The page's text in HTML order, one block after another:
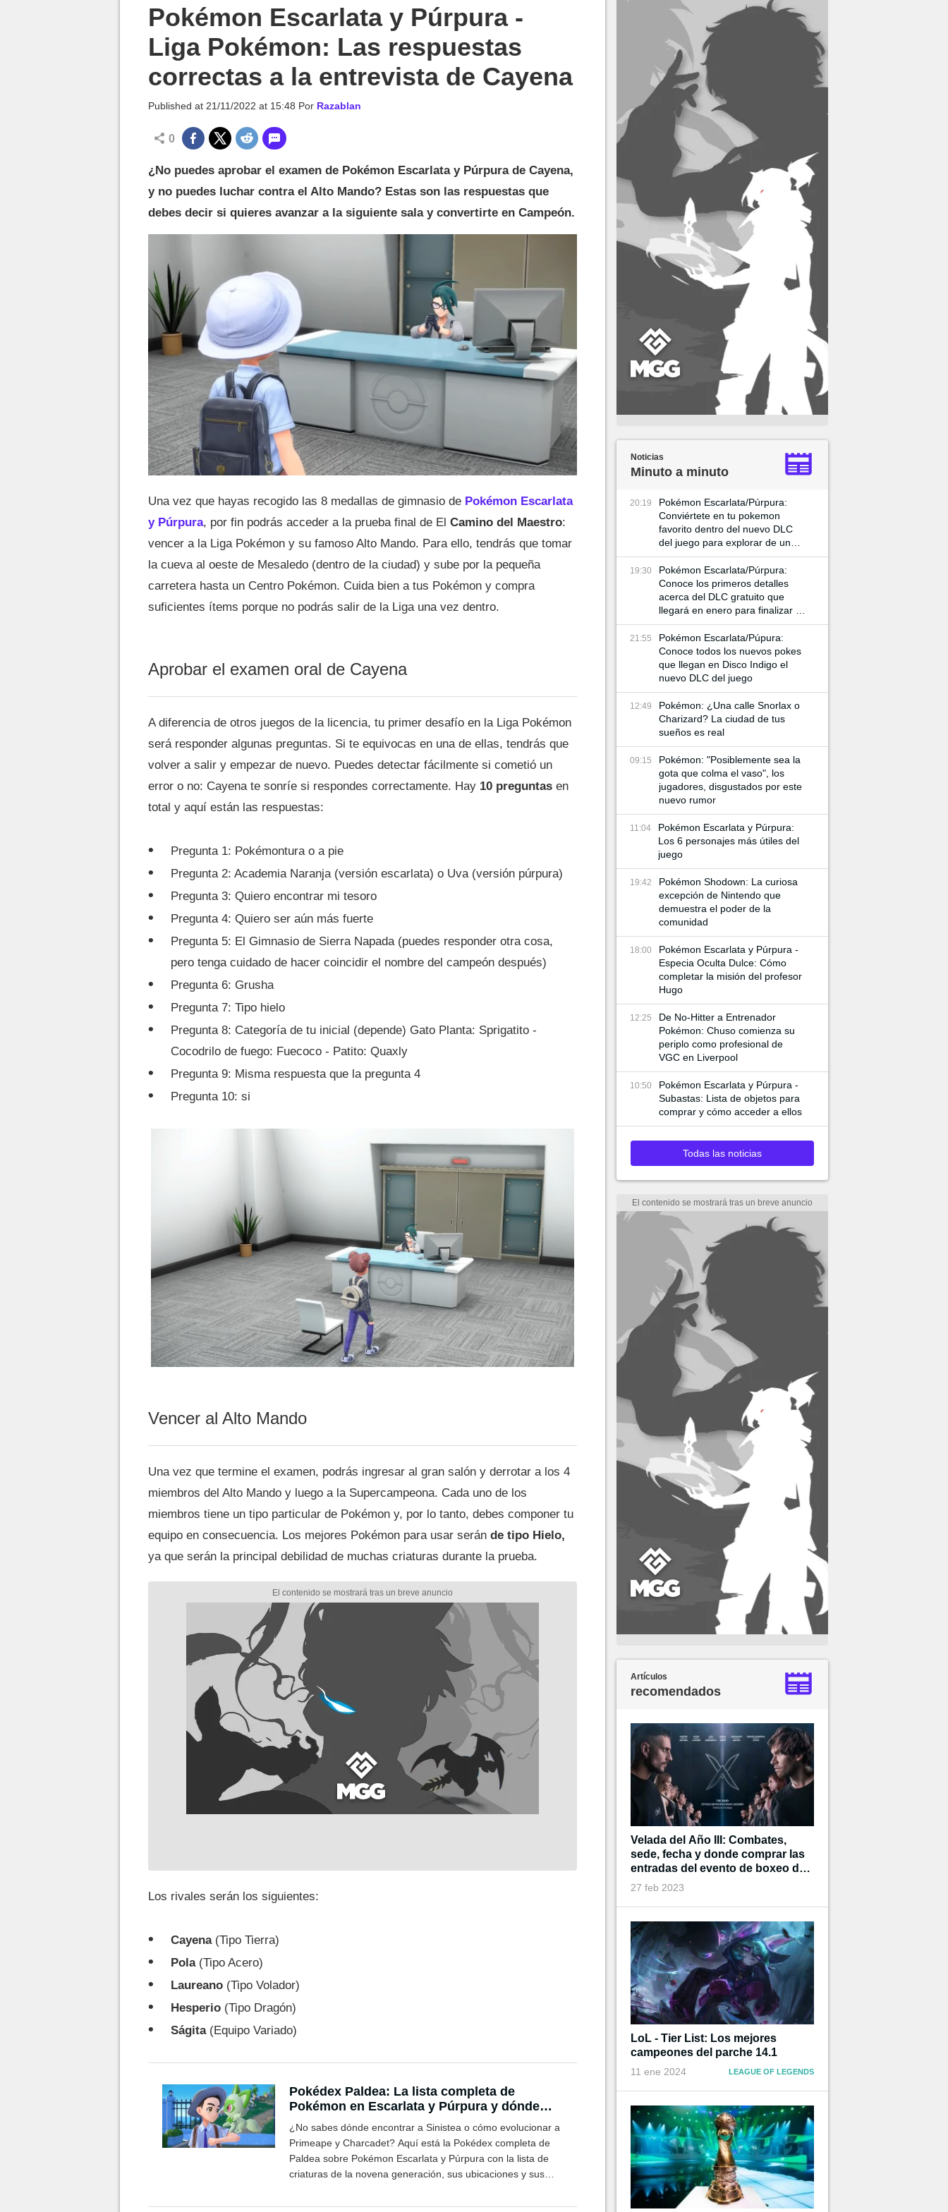
Pokémon Escarlata y Púrpura -
Liga Pokémon: Las respuestas
correctas a la entrevista de Cayena
Published at 21/11/2022 at 15:48 Por Razablan
0
¿No puedes aprobar el examen de Pokémon Escarlata y Púrpura de Cayena,
y no puedes luchar contra el Alto Mando? Estas son las respuestas que
debes decir si quieres avanzar a la siguiente sala y convertirte en Campeón.
Una vez que hayas recogido las 8 medallas de gimnasio de Pokémon Escarlata
y Púrpura, por fin podrás acceder a la prueba final de El Camino del Maestro:
vencer a la Liga Pokémon y su famoso Alto Mando. Para ello, tendrás que tomar
la cueva al oeste de Mesaledo (dentro de la ciudad) y sube por la pequeña
carretera hasta un Centro Pokémon. Cuida bien a tus Pokémon y compra
suficientes ítems porque no podrás salir de la Liga una vez dentro.
Aprobar el examen oral de Cayena
A diferencia de otros juegos de la licencia, tu primer desafío en la Liga Pokémon
será responder algunas preguntas. Si te equivocas en una de ellas, tendrás que
volver a salir y empezar de nuevo. Puedes detectar fácilmente si cometió un
error o no: Cayena te sonríe si respondes correctamente. Hay 10 preguntas en
total y aquí están las respuestas:
Pregunta 1: Pokémontura o a pie
Pregunta 2: Academia Naranja (versión escarlata) o Uva (versión púrpura)
Pregunta 3: Quiero encontrar mi tesoro
Pregunta 4: Quiero ser aún más fuerte
Pregunta 5: El Gimnasio de Sierra Napada (puedes responder otra cosa,
pero tenga cuidado de hacer coincidir el nombre del campeón después)
Pregunta 6: Grusha
Pregunta 7: Tipo hielo
Pregunta 8: Categoría de tu inicial (depende) Gato Planta: Sprigatito -
Cocodrilo de fuego: Fuecoco - Patito: Quaxly
Pregunta 9: Misma respuesta que la pregunta 4
Pregunta 10: si
Vencer al Alto Mando
Una vez que termine el examen, podrás ingresar al gran salón y derrotar a los 4
miembros del Alto Mando y luego a la Supercampeona. Cada uno de los
miembros tiene un tipo particular de Pokémon y, por lo tanto, debes componer tu
equipo en consecuencia. Los mejores Pokémon para usar serán de tipo Hielo,
ya que serán la principal debilidad de muchas criaturas durante la prueba.
Los rivales serán los siguientes:
Cayena(Tipo Tierra)
Pola(Tipo Acero)
Laureano (Tipo Volador)
Hesperio (Tipo Dragón)
Ságita(Equipo Variado)
Pokédex Paldea: La lista completa de
Pokémon en Escarlata y Púrpura y dónde
encontrarlos a todos
¿No sabes dónde encontrar a Sinistea o cómo evolucionar a
Primeape y Charcadet? Aquí está la Pokédex completa de
Paldea sobre Pokémon Escarlata y Púrpura con la lista de
criaturas de la novena generación, sus ubicaciones y sus
Noticias
Minuto a minuto
20:19
Pokémon Escarlata/Púrpura:
Conviértete en tu pokemon
favorito dentro del nuevo DLC
del juego para explorar de una
manera distinta el mapa
19:30
Pokémon Escarlata/Púrpura:
Conoce los primeros detalles
acerca del DLC gratuito que
llegará en enero para finalizar la
aventura en el Área Cero
21:55
Pokémon Escarlata/Púpura:
Conoce todos los nuevos pokes
que llegan en Disco Indigo el
nuevo DLC del juego
12:49
Pokémon: ¿Una calle Snorlax o
Charizard? La ciudad de tus
sueños es real
09:15
Pokémon: "Posiblemente sea la
gota que colma el vaso", los
jugadores, disgustados por este
nuevo rumor
11:04
Pokémon Escarlata y Púrpura:
Los 6 personajes más útiles del
juego
19:42
Pokémon Shodown: La curiosa
excepción de Nintendo que
demuestra el poder de la
comunidad
18:00
Pokémon Escarlata y Púrpura -
Especia Oculta Dulce: Cómo
completar la misión del profesor
Hugo
12:25
De No-Hitter a Entrenador
Pokémon: Chuso comienza su
periplo como profesional de
VGC en Liverpool
10:50
Pokémon Escarlata y Púrpura -
Subastas: Lista de objetos para
comprar y cómo acceder a ellos
Todas las noticias
Artículos
recomendados
Velada del Año III: Combates,
sede, fecha y donde comprar las
entradas del evento de boxeo de
Ibai
27 feb 2023
LoL - Tier List: Los mejores
campeones del parche 14.1
11 ene 2024 LEAGUE OF LEGENDS